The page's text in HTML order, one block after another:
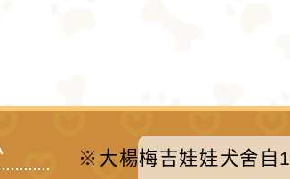
（下文會談到），如果我們剝
吉娃娃洋蔥般的外殼、挖掘牠
實際內在，就會發現其實吉娃
※大楊梅吉娃娃犬舍自